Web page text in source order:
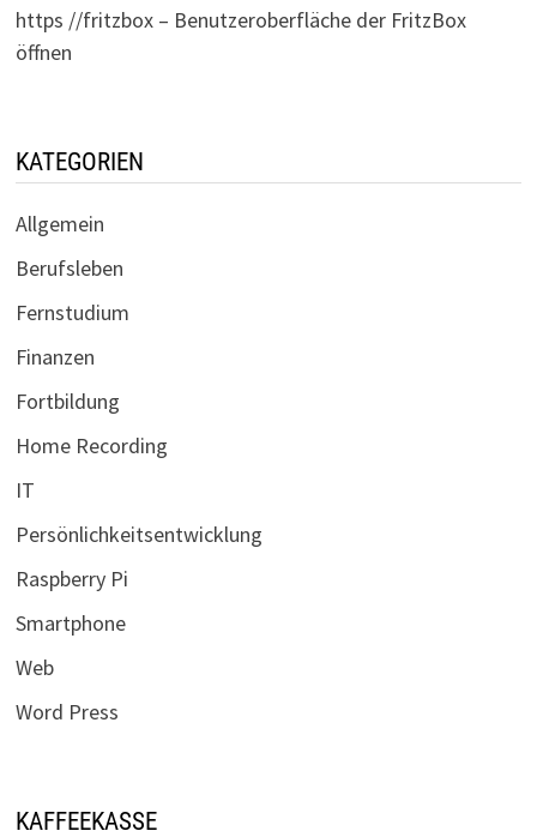
https //fritzbox – Benutzeroberfläche der FritzBox
öffnen
KATEGORIEN
Allgemein
Berufsleben
Fernstudium
Finanzen
Fortbildung
Home Recording
IT
Persönlichkeitsentwicklung
Raspberry Pi
Smartphone
Web
Word Press
KAFFEEKASSE